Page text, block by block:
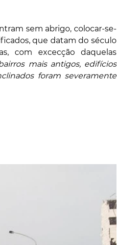
sem abrigo, colocar-se-
que datam do século
com excecção daquelas
mais antigos, edifícios
foram severamente